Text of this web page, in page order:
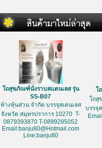
โถสุขภัณฑ์นั่งราบสแตนเลส รุ่น
SS-B07
ห้างหุ้นส่วน จำกัด บรรจุสเตนเลส
จังหวัด สมุทรปราการ 10270 T-
0879393870 T-0899285052
Email:banju80@Hotmail.com
Line:banju80
โ
โถสุ
บรรจุ